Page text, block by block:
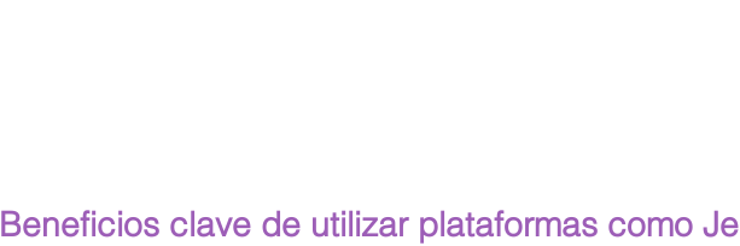
Beneficios clave de utilizar plataformas como